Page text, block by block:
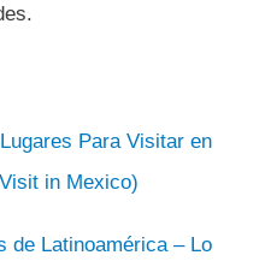
Para Visitar en
in Mexico)
de Latinoamérica – Lo